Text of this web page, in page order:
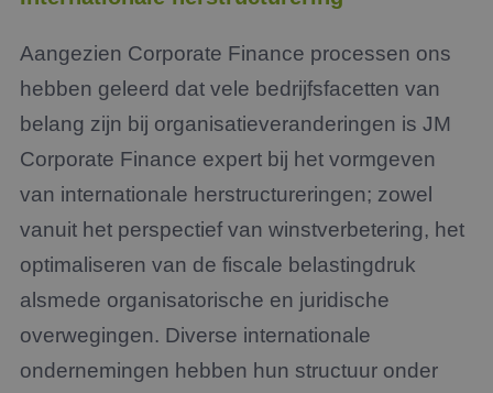
Aangezien Corporate Finance processen ons
hebben geleerd dat vele bedrijfsfacetten van
belang zijn bij organisatieveranderingen is JM
Corporate Finance expert bij het vormgeven
van internationale herstructureringen; zowel
vanuit het perspectief van winstverbetering, het
optimaliseren van de fiscale belastingdruk
alsmede organisatorische en juridische
overwegingen. Diverse internationale
ondernemingen hebben hun structuur onder